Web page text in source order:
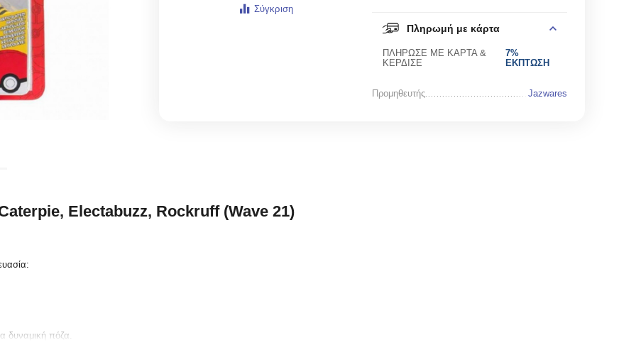
Σύγκριση
Πληρωμή με κάρτα
ΠΛΗΡΩΣΕ ΜΕ ΚΑΡΤΑ &
ΚΕΡΔΙΣΕ
7%
ΕΚΠΤΩΣΗ
Προμηθευτής Jazwares
Electabuzz, Rockruff (Wave 21)
δυναμική πόζα.